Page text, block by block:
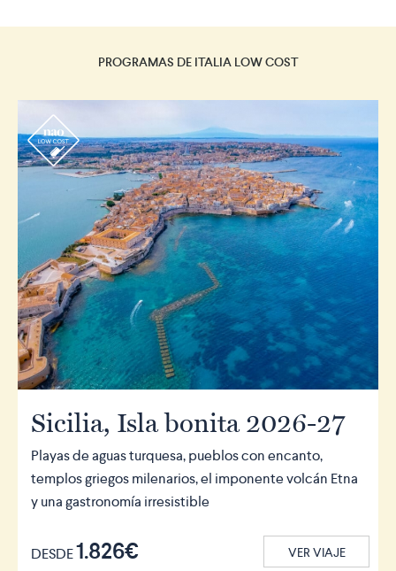
PROGRAMAS DE ITALIA LOW COST
r
Sicilia, Isla bonita 2026-27
Playas de aguas turquesa, pueblos con encanto,
templos griegos milenarios, el imponente volcán Etna
y una gastronomía irresistible
DESDE1.826€ VER VIAJE